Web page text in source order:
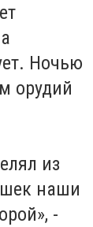
Ночью
орудий
из
наши
-